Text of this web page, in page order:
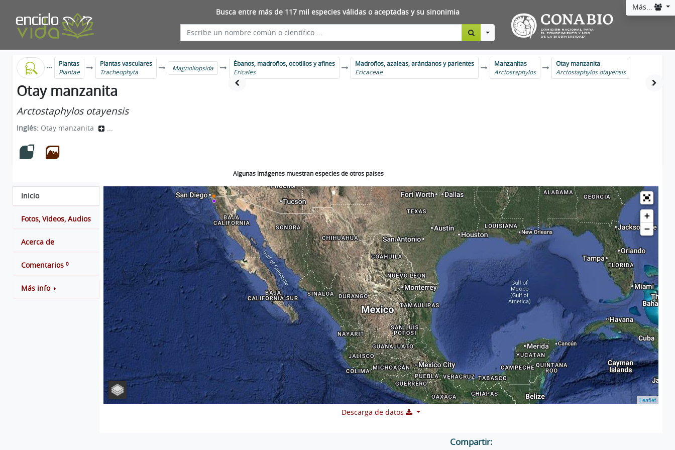
Más...
Busca entre más de 117 mil especies válidas o aceptadas y su sinonimia
Toggle Dropdown
Plantas
Plantae
Plantas vasculares
Tracheophyta
Magnoliopsida
Ébanos, madroños, ocotillos y afines
Ericales
Madroños, azaleas, arándanos y parientes
Ericaceae
Manzanitas
Arctostaphylos
Otay manzanita
Arctostaphylos otayensis
Otay manzanita
Arctostaphylos otayensis
Inglés: Otay manzanita ...
Algunas imágenes muestran especies de otros países
Inicio
Fotos, Videos, Audios
Acerca de
Comentarios 0
Más info
+
−
Leaflet
Descarga de datos
Compartir: